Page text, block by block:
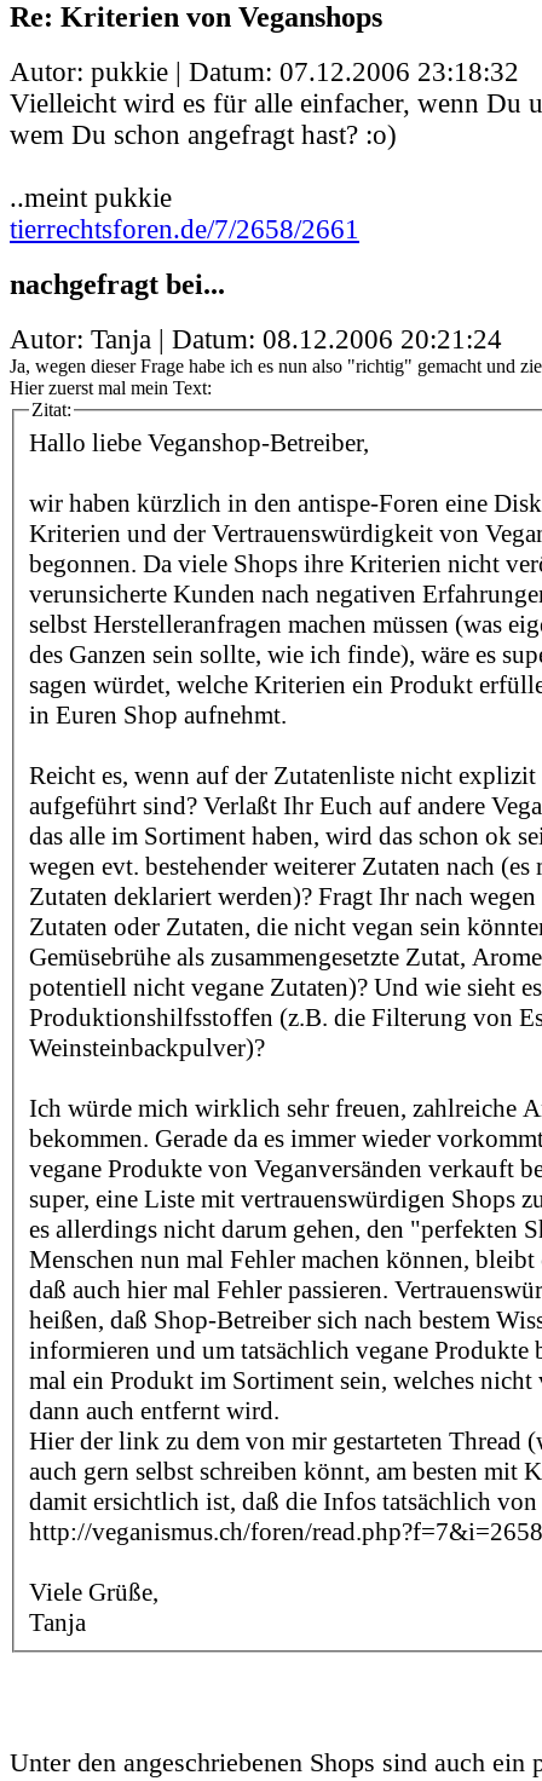
Re: Kriterien von Veganshops
Autor: pukkie | Datum: 07.12.2006 23:18:32
Vielleicht wird es für alle einfacher, wenn Du
wem Du schon angefragt hast? :o)
..meint pukkie
tierrechtsforen.de/7/2658/2661
nachgefragt bei...
Autor: Tanja | Datum: 08.12.2006 20:21:24
Ja, wegen dieser Frage habe ich es nun also "richtig" gemacht und
Hier zuerst mal mein Text:
Zitat:
Hallo liebe Veganshop-Betreiber,
wir haben kürzlich in den antispe-Foren eine
Kriterien und der Vertrauenswürdigkeit von
begonnen. Da viele Shops ihre Kriterien nicht
verunsicherte Kunden nach negativen
selbst Herstelleranfragen machen müssen (was
des Ganzen sein sollte, wie ich finde), wäre es
sagen würdet, welche Kriterien ein Produkt
in Euren Shop aufnehmt.
Reicht es, wenn auf der Zutatenliste nicht
aufgeführt sind? Verlaßt Ihr Euch auf andere
das alle im Sortiment haben, wird das schon ok
wegen evt. bestehender weiterer Zutaten nach (es
Zutaten deklariert werden)? Fragt Ihr nach wegen
Zutaten oder Zutaten, die nicht vegan sein
Gemüsebrühe als zusammengesetzte Zutat,
potentiell nicht vegane Zutaten)? Und wie sieht
Produktionshilfsstoffen (z.B. die Filterung von
Weinsteinbackpulver)?
Ich würde mich wirklich sehr freuen, zahlreiche
bekommen. Gerade da es immer wieder
vegane Produkte von Veganversänden verkauft
super, eine Liste mit vertrauenswürdigen Shops
es allerdings nicht darum gehen, den "perfekten
Menschen nun mal Fehler machen können, bleibt
daß auch hier mal Fehler passieren.
heißen, daß Shop-Betreiber sich nach bestem
informieren und um tatsächlich vegane Produkte
mal ein Produkt im Sortiment sein, welches nicht
dann auch entfernt wird.
Hier der link zu dem von mir gestarteten Thread
auch gern selbst schreiben könnt, am besten mit
damit ersichtlich ist, daß die Infos tatsächlich von
http://veganismus.ch/foren/
Viele Grüße,
Tanja
Unter den angeschriebenen Shops sind auch ein